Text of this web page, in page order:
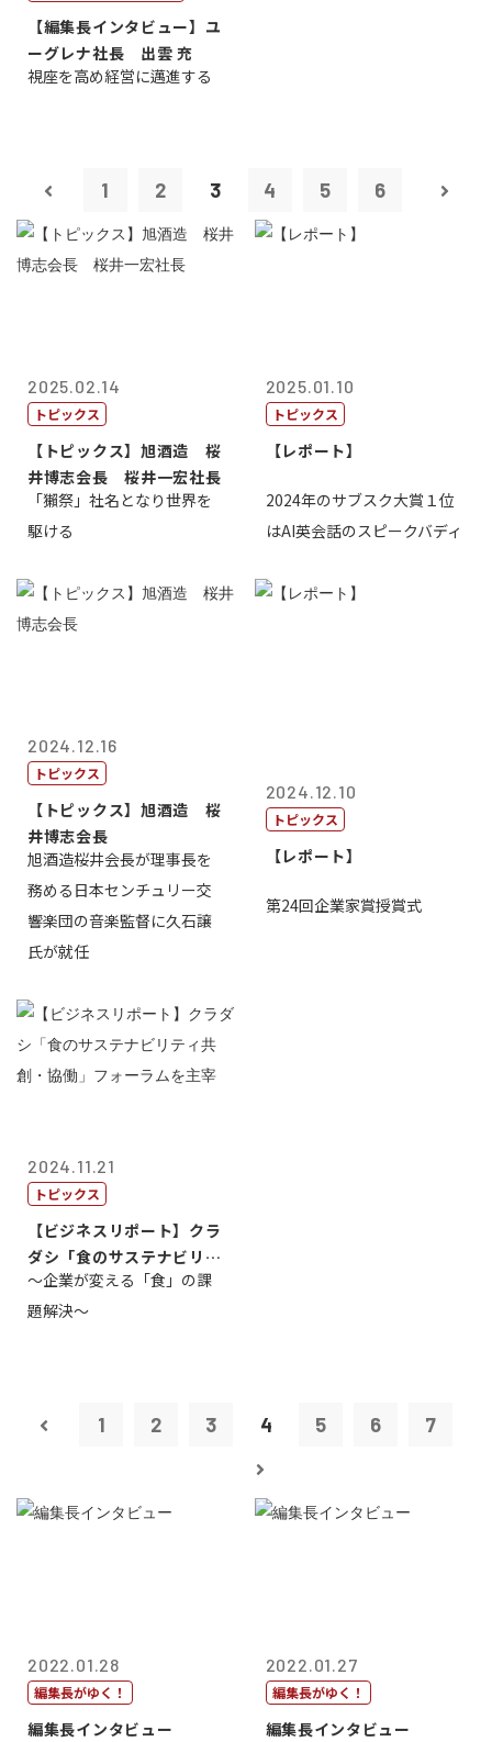
【編集長インタビュー】ユ
ーグレナ社長 出雲 充
視座を高め経営に邁進する
1 2 3 4 5 6
2025.02.14
トピックス
【トピックス】旭酒造 桜
井博志会長 桜井一宏社長
「獺祭」社名となり世界を
駆ける
2025.01.10
トピックス
【レポート】
2024年のサブスク大賞１位
はAI英会話のスピークバディ
2024.12.16
トピックス
【トピックス】旭酒造 桜
井博志会長
旭酒造桜井会長が理事長を
務める日本センチュリー交
響楽団の音楽監督に久石譲
氏が就任
2024.12.10
トピックス
【レポート】
第24回企業家賞授賞式
2024.11.21
トピックス
【ビジネスリポート】クラ
ダシ「食のサステナビリテ
ィ共創・協働...
～企業が変える「食」の課
題解決～
1 2 3 4 5 6 7
2022.01.28
編集長がゆく！
編集長インタビュー
2022.01.27
編集長がゆく！
編集長インタビュー